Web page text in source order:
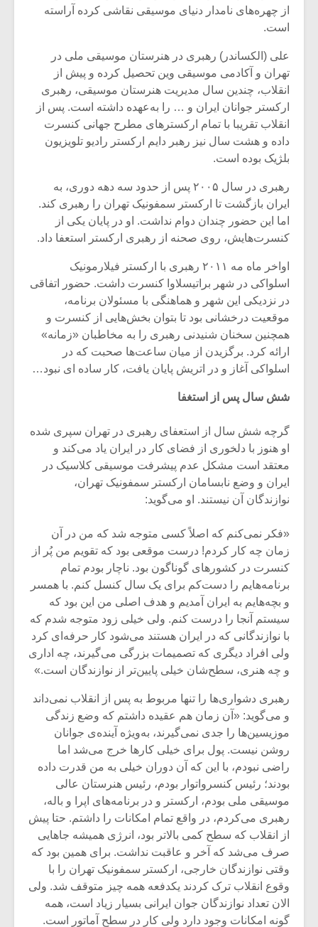
از چهره‌های نامدار دنیای موسیقی نقاشی کرده آراسته
است.
علی (الکساندر) رهبری در هنرستان موسیقی ملی در
تهران و آکادمی موسیقی وین تحصیل کرده و پیش از
انقلاب، چندین سال مدیریت هنرستان موسیقی، رهبری
ارکستر جوانان ایران و … را به‌عهده داشته است. پس از
انقلاب تقریبا با تمام ارکسترهای مطرح جهانی کنسرت
داده و هشت سال نیز رهبر دایم ارکستر رادیو تلویزیون
بلژیک بوده است.
رهبری در سال ۲۰۰۵ پس از حدود سه دهه دوری، به
ایران بازگشت تا ارکستر سمفونیک تهران را رهبری کند.
اما این حضور چندان دوام نداشت. او در پایان یکی از
کنسرت‌هایش، روی صحنه از رهبری ارکستر استعفا داد.
اواخر ماه مه ۲۰۱۱ رهبری با ارکستر فیلارمونیک
اسلواکی در شهر براتیسلاوا کنسرت داشت. حضور اتفاقی
در نزدیکی این شهر و هماهنگی با مسئولان برنامه،
موقعیت درخشانی بود تا بتوان بخش‌هایی از کنسرت و
همچنین سخنان شنیدنی رهبری را به مخاطبان «زمانه»
ارائه کرد. برگزیدن از میان ساعت‌ها صحبت که در
اسلواکی آغاز و در اتریش پایان یافت، کار ساده‌ ای نبود…
شش سال پس از استغفا
گرچه شش سال از استعفای رهبری در تهران سپری شده
او هنوز با دلخوری از فضای کار در ایران یاد می‌کند و
معتقد است مشکل عدم پیشرفت موسیقی کلاسیک در
ایران و وضع نابسامان ارکستر سمفونیک تهران،
نوازندگان آن نیستند. او می‌گوید:
«فکر نمی‌کنم که اصلاً کسی متوجه شد که من در آن
زمان چه کار کردم! درست موقعی بود که تقویم من پُر از
کنسرت در کشورهای گوناگون بود. ناچار بودم تمام
برنامه‌هایم را دست‌کم برای یک سال کنسل کنم. با همسر
و بچه‌هایم به ایران آمدیم و هدف اصلی‌ من این بود که
سیستم آنجا را درست کنم. ولی خیلی زود متوجه شدم که
با نوازندگانی که در ایران هستند می‌شود کار حرفه‌ای کرد
ولی افراد دیگری که تصمیمات بزرگی می‌گیرند، چه اداری
و چه هنری، سطح‌شان خیلی پایین‌تر از نوازندگان است.»
رهبری دشواری‌ها را تنها مربوط به پس از انقلاب نمی‌داند
و می‌گوید: «آن زمان هم عقیده‌ داشتم که وضع زندگی
موزیسین‌ها را جدی نمی‌گیرند، به‌ویژه آینده‌ی جوانان
روشن نیست. پول برای خیلی کارها خرج می‌شد اما
راضی نبودم، با این که آن دوران خیلی به من قدرت داده
بودند؛ رئیس کنسرواتوار بودم، رئیس هنرستان عالی
موسیقی ملی بودم، ارکستر و در برنامه‌های اپرا و باله،
رهبری می‌کردم، در واقع تمام امکانات را داشتم. حتا پیش
از انقلاب که سطح کمی بالاتر بود، انرژی همیشه جاهایی
صرف می‌شد که آخر و عاقبت نداشت. برای همین بود که
وقتی نوازندگان خارجی‌، ارکستر سمفونیک تهران را با
وقوع انقلاب ترک کردند یکدفعه همه چیز متوقف شد. ولی
الان تعداد نوازندگان جوان ایرانی بسیار زیاد است، همه
گونه امکانات وجود دارد ولی کار در سطح آماتور است.
میکلوش روژا
یادداشتی بر موسیقی
متن فیلم «متری
شیش و نیم»
مشهورترین باشی،
بدنام ترین باش
موسیقی
موسیقی